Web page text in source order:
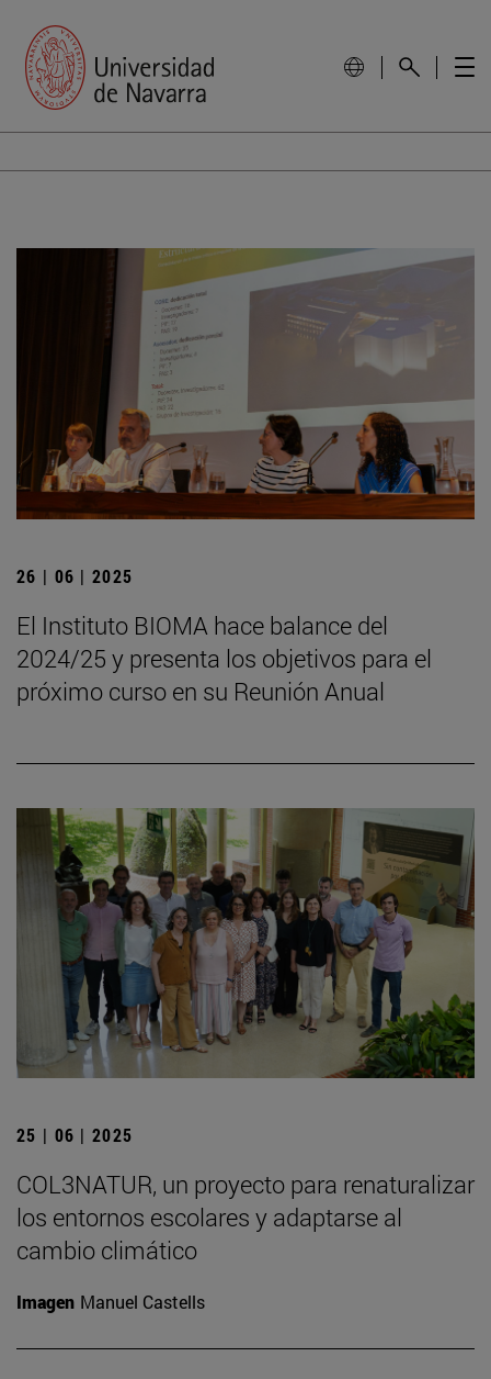
26 | 06 | 2025
El Instituto BIOMA hace balance del
2024/25 y presenta los objetivos para el
próximo curso en su Reunión Anual
25 | 06 | 2025
COL3NATUR, un proyecto para renaturalizar
los entornos escolares y adaptarse al
cambio climático
Imagen Manuel Castells